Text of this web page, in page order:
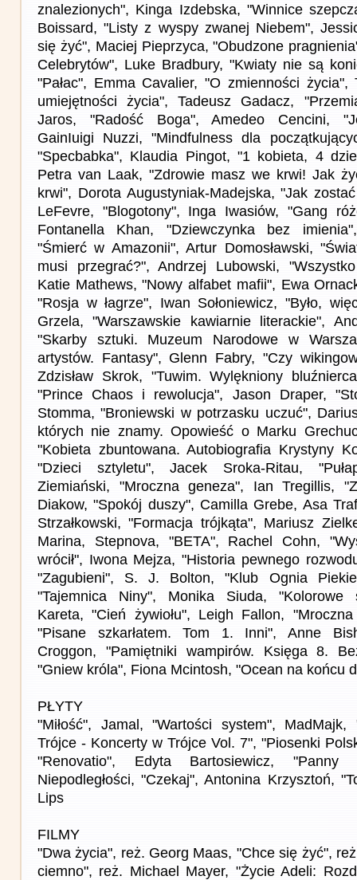
znalezionych", Kinga Izdebska, "Winnice
Boissard, "Listy z wyspy zwanej Niebem",
się żyć", Maciej Pieprzyca, "Obudzone
Celebrytów", Luke Bradbury, "Kwiaty nie są
"Pałac", Emma Cavalier, "O zmienności życia",
umiejętności życia", Tadeusz Gadacz,
Jaros, "Radość Boga", Amedeo Cencini,
GainIuigi Nuzzi, "Mindfulness dla
"Specbabka", Klaudia Pingot, "1 kobieta, 4
Petra van Laak, "Zdrowie masz we krwi! Jak
krwi", Dorota Augustyniak-Madejska, "Jak
LeFevre, "Blogotony", Inga Iwasiów, "Gang
Fontanella Khan, "Dziewczynka bez
"Śmierć w Amazonii", Artur Domosławski,
musi przegrać?", Andrzej Lubowski,
Katie Mathews, "Nowy alfabet mafii", Ewa
"Rosja w łagrze", Iwan Sołoniewicz, "Było,
Grzela, "Warszawskie kawiarnie literackie",
"Skarby sztuki. Muzeum Narodowe w
artystów. Fantasy", Glenn Fabry, "Czy
Zdzisław Skrok, "Tuwim. Wylękniony
"Prince Chaos i rewolucja", Jason Draper,
Stomma, "Broniewski w potrzasku uczuć",
których nie znamy. Opowieść o Marku
"Kobieta zbuntowana. Autobiografia Krystyny
"Dzieci sztyletu", Jacek Sroka-Ritau,
Ziemiański, "Mroczna geneza", Ian Tregillis,
Diakow, "Spokój duszy", Camilla Grebe, Asa
Strzałkowski, "Formacja trójkąta", Mariusz
Marina, Stepnova, "BETA", Rachel Cohn,
wrócił", Iwona Mejza, "Historia pewnego
"Zagubieni", S. J. Bolton, "Klub Ognia
"Tajemnica Niny", Monika Siuda, "Kolorowe
Kareta, "Cień żywiołu", Leigh Fallon,
"Pisane szkarłatem. Tom 1. Inni", Anne
Croggon, "Pamiętniki wampirów. Księga 8.
"Gniew króla", Fiona Mcintosh, "Ocean na końcu
PŁYTY
"Miłość", Jamal, "Wartości system",
Trójce - Koncerty w Trójce Vol. 7", "Piosenki
"Renovatio", Edyta Bartosiewicz, "Panny
Niepodległości, "Czekaj", Antonina Krzysztoń,
Lips
FILMY
"Dwa życia", reż. Georg Maas, "Chce się żyć",
ciemno", reż. Michael Mayer, "Życie Adeli: